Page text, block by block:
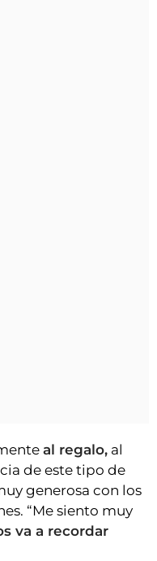
al regalo, al
de este tipo de
generosa con los
“Me siento muy
va a recordar